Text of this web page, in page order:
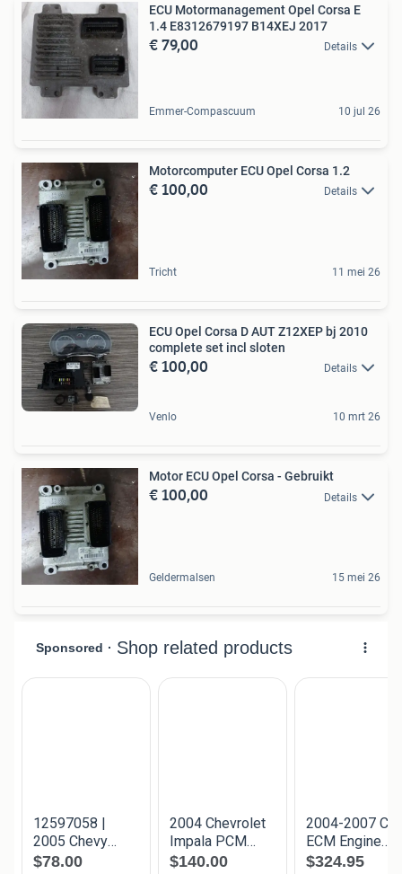
ECU Motormanagement Opel Corsa E
1.4 E8312679197 B14XEJ 2017
€ 79,00 Details
Emmer-Compascuum 10 jul 26
Motorcomputer ECU Opel Corsa 1.2
€ 100,00 Details
Tricht 11 mei 26
ECU Opel Corsa D AUT Z12XEP bj 2010
complete set incl sloten
€ 100,00 Details
Venlo 10 mrt 26
Motor ECU Opel Corsa - Gebruikt
€ 100,00 Details
Geldermalsen 15 mei 26